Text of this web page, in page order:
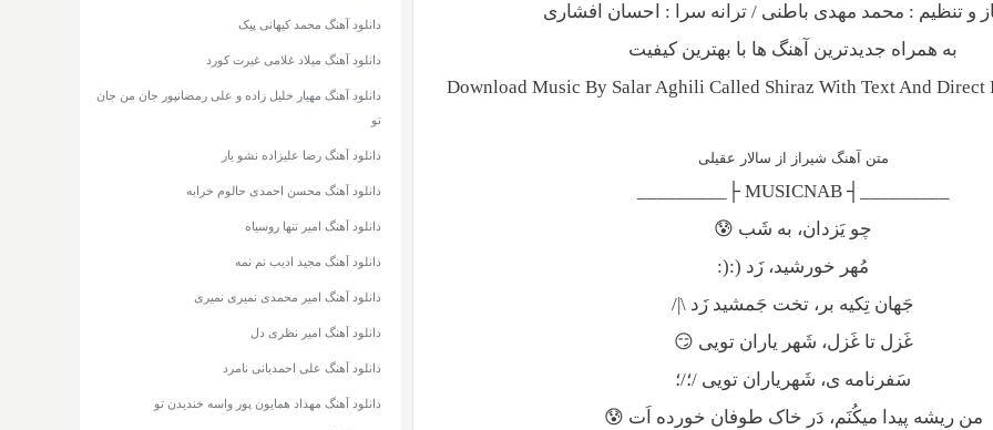
و تنظیم : محمد مهدی باطنی / ترانه سرا : احسان افشاری
به همراه جدیدترین آهنگ ها با بهترین کیفیت
Download Music By Salar Aghili Called Shiraz With Text And
متن آهنگ شیراز از سالار عقیلی
_________┤ MUSICNAB ├_________
چو یَزدان، به شَب 😰
مُهر خورشید، زَد (:(:
جَهان تِکیه بر، تخت جَمشید زَد \|/
غَزل تا غَزل، شَهر یاران تویی 😏
سَفرنامه ی، شَهریاران تویی /؛/؛
من ریشه پیدا میکُنَم، دَر خاک طوفان خورده اَت 😰
دانلود آهنگ محمد کیهانی پیک
دانلود آهنگ میلاد غلامی غیرت کورد
دانلود آهنگ مهیار خلیل زاده و علی رمضانپور جان من جان
تو
دانلود آهنگ رضا علیزاده نشو یار
دانلود آهنگ محسن احمدی حالوم خرابه
دانلود آهنگ امیر تنها روسیاه
دانلود آهنگ مجید ادیب نم نمه
دانلود آهنگ امیر محمدی نمیری نمیری
دانلود آهنگ امیر نظری دل
دانلود آهنگ علی احمدیانی نامرد
دانلود آهنگ مهداد همایون پور واسه خندیدن تو